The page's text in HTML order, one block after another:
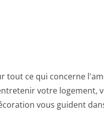
tout ce qui concerne
votre logement,
vous guident